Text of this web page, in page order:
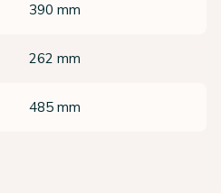
390 mm
262 mm
485 mm